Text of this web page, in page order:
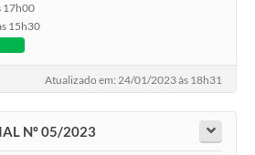
17h00
15h30
Atualizado em: 24/01/2023 às 18h31
Nº 05/2023